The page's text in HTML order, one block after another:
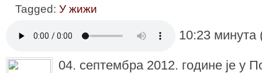
Tagged: У жижи
10:23
04. септембра 2012. године је у